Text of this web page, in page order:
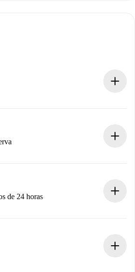
necesaria por adelantado.
de 24 horas
te haremos ningún cargo y te